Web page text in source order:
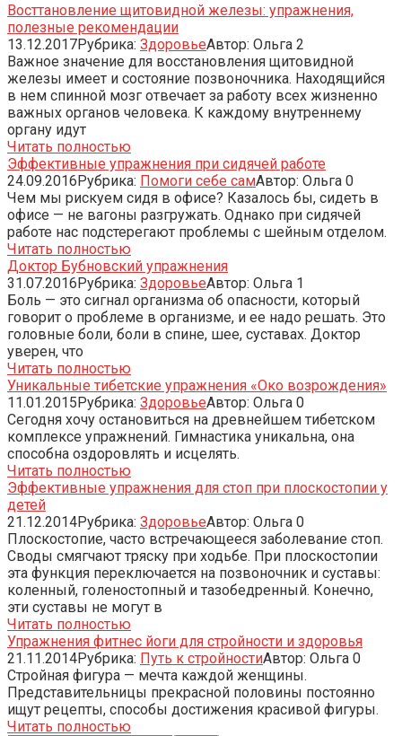
Восттановление щитовидной железы: упражнения,
полезные рекомендации
13.12.2017Рубрика: ЗдоровьеАвтор: Ольга 2
Важное значение для восстановления щитовидной
железы имеет и состояние позвоночника. Находящийся
в нем спинной мозг отвечает за работу всех жизненно
важных органов человека. К каждому внутреннему
органу идут
Читать полностью
Эффективные упражнения при сидячей работе
24.09.2016Рубрика: Помоги себе самАвтор: Ольга 0
Чем мы рискуем сидя в офисе? Казалось бы, сидеть в
офисе — не вагоны разгружать. Однако при сидячей
работе нас подстерегают проблемы с шейным отделом.
Читать полностью
Доктор Бубновский упражнения
31.07.2016Рубрика: ЗдоровьеАвтор: Ольга 1
Боль — это сигнал организма об опасности, который
говорит о проблеме в организме, и ее надо решать. Это
головные боли, боли в спине, шее, суставах. Доктор
уверен, что
Читать полностью
Уникальные тибетские упражнения «Око возрождения»
11.01.2015Рубрика: ЗдоровьеАвтор: Ольга 0
Сегодня хочу остановиться на древнейшем тибетском
комплексе упражнений. Гимнастика уникальна, она
способна оздоровлять и исцелять.
Читать полностью
Эффективные упражнения для стоп при плоскостопии у
детей
21.12.2014Рубрика: ЗдоровьеАвтор: Ольга 0
Плоскостопие, часто встречающееся заболевание стоп.
Своды смягчают тряску при ходьбе. При плоскостопии
эта функция переключается на позвоночник и суставы:
коленный, голеностопный и тазобедренный. Конечно,
эти суставы не могут в
Читать полностью
Упражнения фитнес йоги для стройности и здоровья
21.11.2014Рубрика: Путь к стройностиАвтор: Ольга 0
Стройная фигура — мечта каждой женщины.
Представительницы прекрасной половины постоянно
ищут рецепты, способы достижения красивой фигуры.
Читать полностью